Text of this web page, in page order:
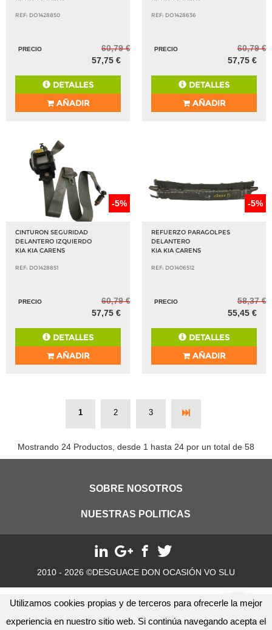
Utilizamos cookies propias y de terceros para ofrecerle la mejor
experiencia en nuestro sitio web. Si continúa navegando acepta el
REF: DO1428850
PRECIO
60,79 €
57,75 €
DETALLES
AÑADIR
REF: DO1428636
PRECIO
60,79 €
57,75 €
DETALLES
AÑADIR
-5%
CINTURON SEGURIDAD
DELANTERO IZQUIERDO
KIA KIA CARENS
REF: DO1428851
PRECIO
60,79 €
57,75 €
DETALLES
AÑADIR
-5%
REFUERZO PARAGOLPES
DELANTERO
KIA KIA CARENS
REF: DO1406512
PRECIO
58,37 €
55,45 €
DETALLES
AÑADIR
1 2 3
Mostrando 24 Productos, desde 1 hasta 24 por un total de 58
SOBRE NOSOTROS
NUESTRAS POLITICAS
2010 - 2026 ©DESGUACE DON OCASIÓN VO SLU